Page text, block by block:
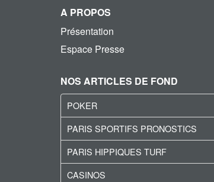
A PROPOS
Présentation
Espace Presse
NOS ARTICLES DE FOND
POKER
PARIS SPORTIFS PRONOSTICS
PARIS HIPPIQUES TURF
CASINOS